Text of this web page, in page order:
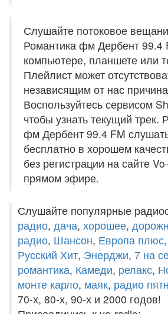
Слушайте потоковое
Романтика фм Дербент 99.4
компьютере, планшете или
Плейлист может
независящим от нас
Воспользуйтесь сервисом
чтобы узнать текущий трек.
фм Дербент 99.4 FM
бесплатно в хорошем
без регистрации на сайте
прямом эфире.
Слушайте популярные
радио, дача, хорошее,
радио, Шансон, Европа плюс,
Русский Хит, Энерджи, 7 на
романтика, Камеди, релакс,
монте карло, маяк, радио
70-х, 80-х, 90-х и 2000 годов!